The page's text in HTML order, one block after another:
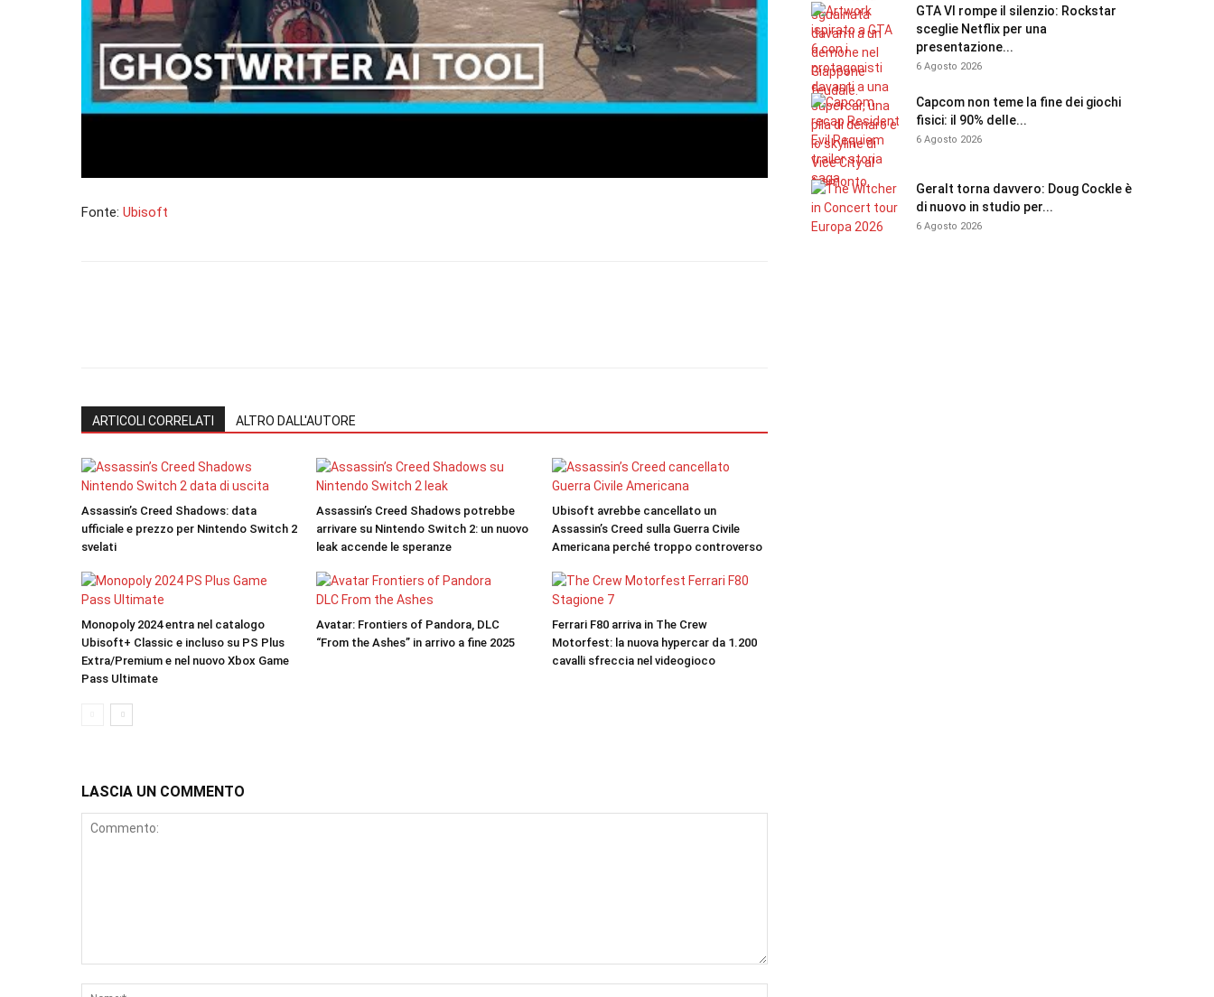
Fonte: Ubisoft
ARTICOLI CORRELATI ALTRO DALL'AUTORE
Assassin’s Creed Shadows: data
ufficiale e prezzo per Nintendo Switch 2
svelati
Assassin’s Creed Shadows potrebbe
arrivare su Nintendo Switch 2: un nuovo
leak accende le speranze
Ubisoft avrebbe cancellato un
Assassin’s Creed sulla Guerra Civile
Americana perché troppo controverso
Monopoly 2024 entra nel catalogo
Ubisoft+ Classic e incluso su PS Plus
Extra/Premium e nel nuovo Xbox Game
Pass Ultimate
Avatar: Frontiers of Pandora, DLC
“From the Ashes” in arrivo a fine 2025
Ferrari F80 arriva in The Crew
Motorfest: la nuova hypercar da 1.200
cavalli sfreccia nel videogioco
LASCIA UN COMMENTO
GTA VI rompe il silenzio: Rockstar
sceglie Netflix per una
presentazione...
6 Agosto 2026
Capcom non teme la fine dei giochi
fisici: il 90% delle...
6 Agosto 2026
Geralt torna davvero: Doug Cockle è
di nuovo in studio per...
6 Agosto 2026